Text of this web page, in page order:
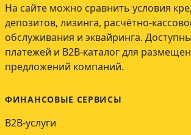
На сайте можно сравнить условия
депозитов, лизинга, расчётно-
обслуживания и эквайринга.
платежей и B2B-каталог для
предложений компаний.
ФИНАНСОВЫЕ СЕРВИСЫ
B2B-услуги